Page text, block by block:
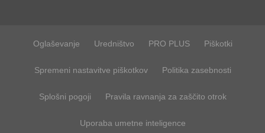
Oglaševanje Uredništvo PRO PLUS Piškotki
Spremeni nastavitve piškotkov Politika zasebnosti
Splošni pogoji Pravila ravnanja za zaščito otrok
Uporaba umetne inteligence